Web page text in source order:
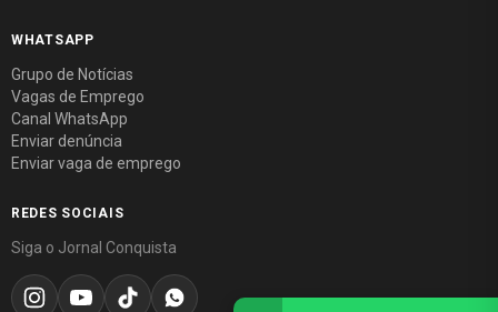
WHATSAPP
Grupo de Notícias
Vagas de Emprego
Canal WhatsApp
Enviar denúncia
Enviar vaga de emprego
REDES SOCIAIS
Siga o Jornal Conquista